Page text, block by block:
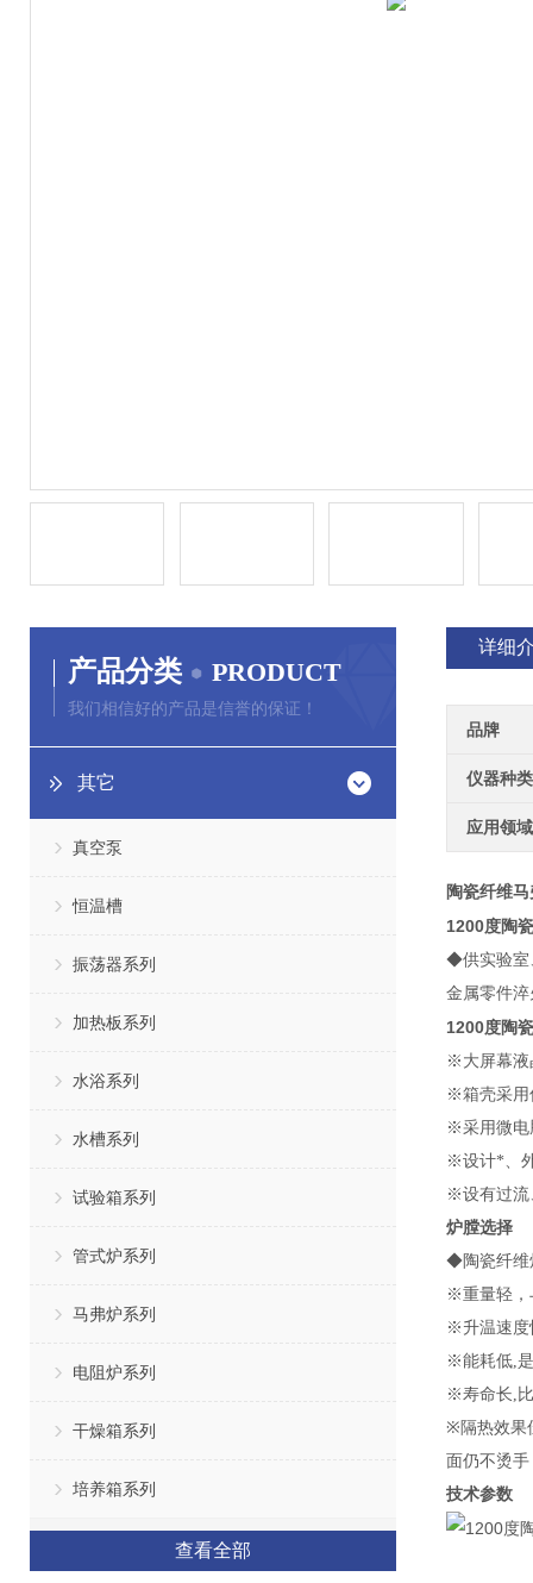
产品分类 PRODUCT
我们相信好的产品是信誉的保证！
其它
真空泵
恒温槽
振荡器系列
加热板系列
水浴系列
水槽系列
试验箱系列
管式炉系列
马弗炉系列
电阻炉系列
干燥箱系列
培养箱系列
查看全部
详细
品牌
仪器种类
应用领域
陶瓷纤维
1200度陶
◆供实验室
金属零件
1200度陶
※大屏幕液
※箱壳采用
※采用微电
※设计*、
※设有过
炉膛选择
◆陶瓷纤
※重量轻，
※ 升温速度
※能耗低,是
※寿命长,
※ 隔热效果
面仍不烫
技术参数